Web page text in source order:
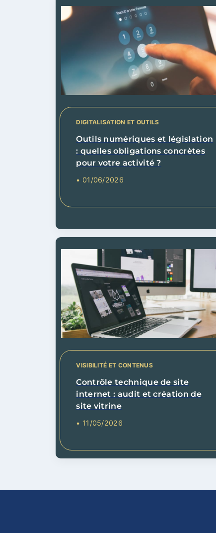
DIGITALISATION ET OUTILS
Outils numériques et législation
: quelles obligations concrètes
pour votre activité ?
• 01/06/2026
VISIBILITÉ ET CONTENUS
Contrôle technique de site
internet : audit et création de
site vitrine
• 11/05/2026